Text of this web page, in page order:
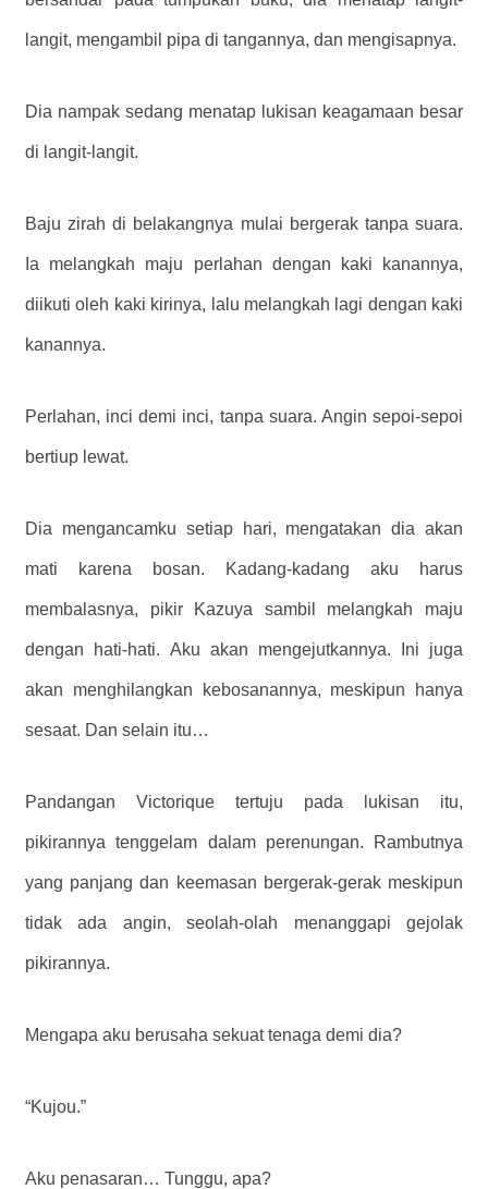
langit, mengambil pipa di tangannya, dan mengisapnya.
Dia nampak sedang menatap lukisan keagamaan besar
di langit-langit.
Baju zirah di belakangnya mulai bergerak tanpa suara.
Ia melangkah maju perlahan dengan kaki kanannya,
diikuti oleh kaki kirinya, lalu melangkah lagi dengan kaki
kanannya.
Perlahan, inci demi inci, tanpa suara. Angin sepoi-sepoi
bertiup lewat.
Dia mengancamku setiap hari, mengatakan dia akan
mati karena bosan. Kadang-kadang aku harus
membalasnya, pikir Kazuya sambil melangkah maju
dengan hati-hati. Aku akan mengejutkannya. Ini juga
akan menghilangkan kebosanannya, meskipun hanya
sesaat. Dan selain itu…
Pandangan Victorique tertuju pada lukisan itu,
pikirannya tenggelam dalam perenungan. Rambutnya
yang panjang dan keemasan bergerak-gerak meskipun
tidak ada angin, seolah-olah menanggapi gejolak
pikirannya.
Mengapa aku berusaha sekuat tenaga demi dia?
“Kujou.”
Aku penasaran… Tunggu, apa?